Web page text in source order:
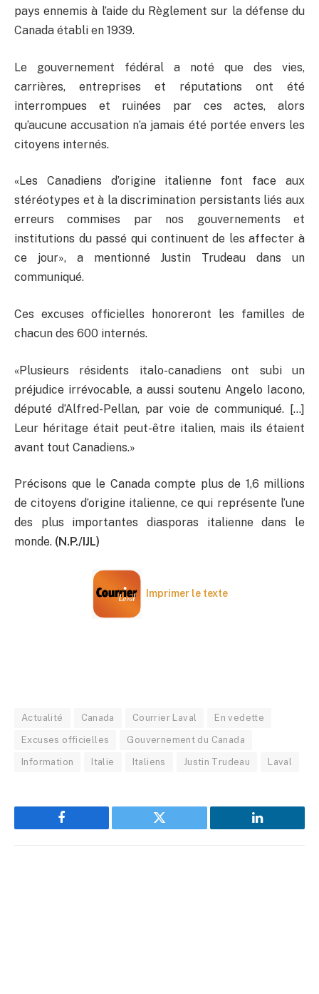
pays ennemis à l’aide du Règlement sur la défense du
Canada établi en 1939.
Le gouvernement fédéral a noté que des vies,
carrières, entreprises et réputations ont été
interrompues et ruinées par ces actes, alors
qu’aucune accusation n’a jamais été portée envers les
citoyens internés.
«Les Canadiens d’origine italienne font face aux
stéréotypes et à la discrimination persistants liés aux
erreurs commises par nos gouvernements et
institutions du passé qui continuent de les affecter à
ce jour», a mentionné Justin Trudeau dans un
communiqué.
Ces excuses officielles honoreront les familles de
chacun des 600 internés.
«Plusieurs résidents italo-canadiens ont subi un
préjudice irrévocable, a aussi soutenu Angelo Iacono,
député d’Alfred-Pellan, par voie de communiqué. […]
Leur héritage était peut-être italien, mais ils étaient
avant tout Canadiens.»
Précisons que le Canada compte plus de 1,6 millions
de citoyens d’origine italienne, ce qui représente l’une
des plus importantes diasporas italienne dans le
monde. (N.P./IJL)
Imprimer le texte
Actualité Canada Courrier Laval En vedette
Excuses officielles Gouvernement du Canada
Information Italie Italiens Justin Trudeau Laval
Facebook Twitter LinkedIn